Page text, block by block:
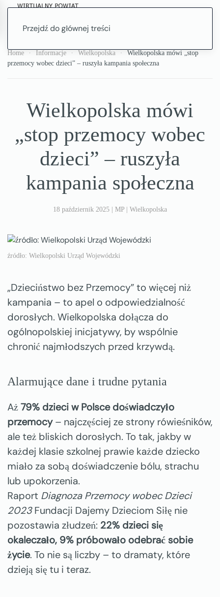
Przejdź do głównej treści
Home Informacje Wielkopolska
Wielkopolska mówi „stop
przemocy wobec dzieci” – ruszyła kampania społeczna
Wielkopolska mówi
„stop przemocy wobec
dzieci” – ruszyła
kampania społeczna
18 październik 2025 MP Wielkopolska
źródło: Wielkopolski Urząd Wojewódzki
„Dzieciństwo bez Przemocy” to więcej niż
kampania – to apel o odpowiedzialność
dorosłych. Wielkopolska dołącza do
ogólnopolskiej inicjatywy, by wspólnie
chronić najmłodszych przed krzywdą.
Alarmujące dane i trudne pytania
Aż79% dzieci w Polsce doświadczyło
przemocy– najczęściej ze strony rówieśników,
ale też bliskich dorosłych. To tak, jakby w
każdej klasie szkolnej prawie każde dziecko
miało za sobą doświadczenie bólu, strachu
lub upokorzenia.
Raport Diagnoza Przemocy wobec Dzieci
2023Fundacji Dajemy Dzieciom Siłę nie
pozostawia złudzeń: 22% dzieci się
okaleczało, 9% próbowało odebrać sobie
życie. To nie są liczby – to dramaty, które
dzieją się tu i teraz.